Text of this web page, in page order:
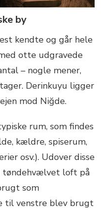
by
kendte og går hele
otte udgravede
– nogle mener,
Derinkuyu ligger
mod Niğde.
rum, som findes
kældre, spiserum,
osv.). Udover disse
tøndehvælvet loft på
som
til venstre blev brugt